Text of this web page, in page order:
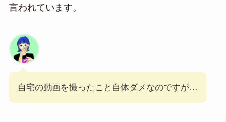
言われています。
自宅の動画を撮ったこと自体ダメなのですが…